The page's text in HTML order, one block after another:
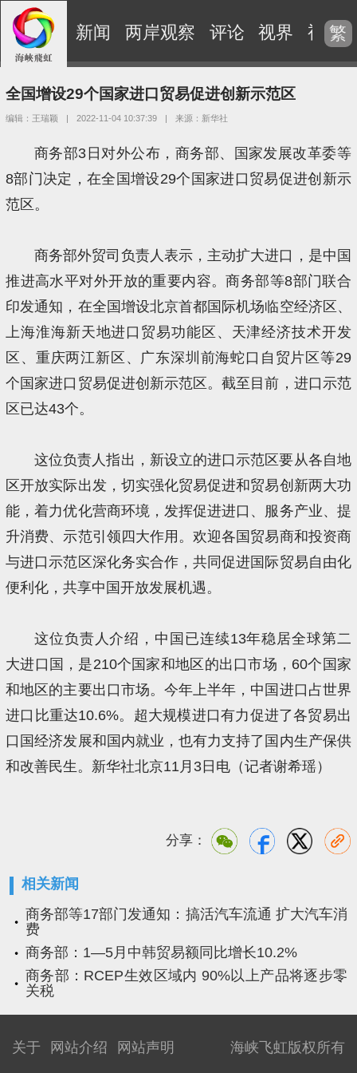
新闻 两岸观察 评论 视界 视频
繁
全国增设29个国家进口贸易促进创新示范区
编辑：王瑞颖 | 2022-11-04 10:37:39 | 来源：新华社
商务部3日对外公布，商务部、国家发展改革委等
8部门决定，在全国增设29个国家进口贸易促进创新示
范区。
商务部外贸司负责人表示，主动扩大进口，是中国
推进高水平对外开放的重要内容。商务部等8部门联合
印发通知，在全国增设北京首都国际机场临空经济区、
上海淮海新天地进口贸易功能区、天津经济技术开发
区、重庆两江新区、广东深圳前海蛇口自贸片区等29
个国家进口贸易促进创新示范区。截至目前，进口示范
区已达43个。
这位负责人指出，新设立的进口示范区要从各自地
区开放实际出发，切实强化贸易促进和贸易创新两大功
能，着力优化营商环境，发挥促进进口、服务产业、提
升消费、示范引领四大作用。欢迎各国贸易商和投资商
与进口示范区深化务实合作，共同促进国际贸易自由化
便利化，共享中国开放发展机遇。
这位负责人介绍，中国已连续13年稳居全球第二
大进口国，是210个国家和地区的出口市场，60个国家
和地区的主要出口市场。今年上半年，中国进口占世界
进口比重达10.6%。超大规模进口有力促进了各贸易出
口国经济发展和国内就业，也有力支持了国内生产保供
和改善民生。新华社北京11月3日电（记者谢希瑶）
分享：
相关新闻
商务部等17部门发通知：搞活汽车流通 扩大汽车消
费
商务部：1—5月中韩贸易额同比增长10.2%
商务部：RCEP生效区域内 90%以上产品将逐步零
关税
海峡飞虹版权所有
关于 网站介绍 网站声明